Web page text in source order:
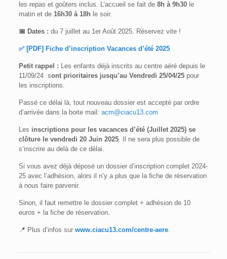
les repas et goûters inclus. L’accueil se fait de 8h à 9h30le
matin et de 16h30 à 18h le soir.
📅 Dates : du 7 juillet au 1er Août 2025. Réservez vite !
✅ [PDF] Fiche d’inscription Vacances d’été 2025
Petit rappel : Les enfants déjà inscrits au centre aéré depuis le
11/09/24 sont prioritaires jusqu’au Vendredi 25/04/25pour
les inscriptions.
Passé ce délai là, tout nouveau dossier est accepté par ordre
d’arrivée dans la boite mail: acm@ciacu13.com
Les inscriptions pour les vacances d’été (Juillet 2025) se
clôture le vendredi 20 Juin 2025. Il ne sera plus possible de
s’inscrire au delà de ce délai.
Si vous avez déjà déposé un dossier d’inscription complet 2024-
25 avec l’adhésion, alors il n’y a plus que la fiche de réservation
à nous faire parvenir.
Sinon, il faut remettre le dossier complet + adhésion de 10
euros + la fiche de réservation.
📍 Plus d’infos sur www.ciacu13.com/centre-aere.